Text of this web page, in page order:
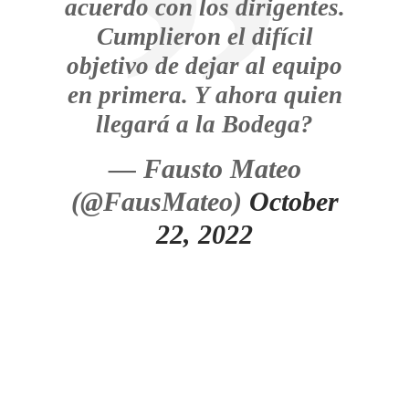
acuerdo con los dirigentes.
Cumplieron el difícil
objetivo de dejar al equipo
en primera. Y ahora quien
llegará a la Bodega?
— Fausto Mateo
(@FausMateo) October
22, 2022